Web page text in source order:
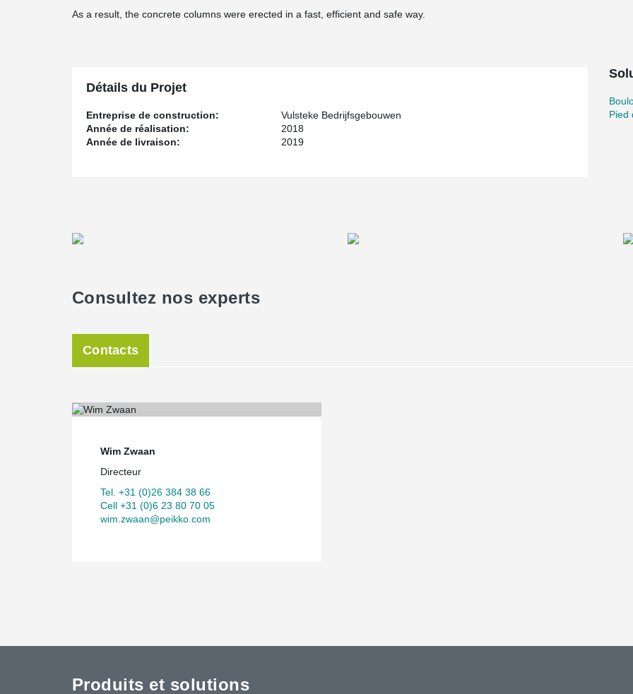
As a result, the concrete columns were erected in a fast, efficient and safe way.
Détails du Projet
Entreprise de construction:
Vulsteke Bedrijfsgebouwen
Année de réalisation:
2018
Année de livraison:
2019
Pied
Consultez nos experts
Contacts
Wim Zwaan
Directeur
Tel. +31 (0)26 384 38 66
Cell +31 (0)6 23 80 70 05
wim.zwaan@peikko.com
Produits et solutions